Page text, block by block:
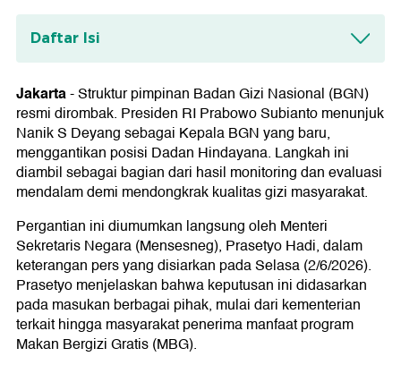
Daftar Isi
Profil Nanik S Deyang
Jakarta-Struktur pimpinan Badan Gizi Nasional (BGN)
resmi dirombak. Presiden RI Prabowo Subianto menunjuk
Nanik S Deyang sebagai Kepala BGN yang baru,
menggantikan posisi Dadan Hindayana. Langkah ini
diambil sebagai bagian dari hasil monitoring dan evaluasi
mendalam demi mendongkrak kualitas gizi masyarakat.
Pergantian ini diumumkan langsung oleh Menteri
Sekretaris Negara (Mensesneg), Prasetyo Hadi, dalam
keterangan pers yang disiarkan pada Selasa (2/6/2026).
Prasetyo menjelaskan bahwa keputusan ini didasarkan
pada masukan berbagai pihak, mulai dari kementerian
terkait hingga masyarakat penerima manfaat program
Makan Bergizi Gratis (MBG).